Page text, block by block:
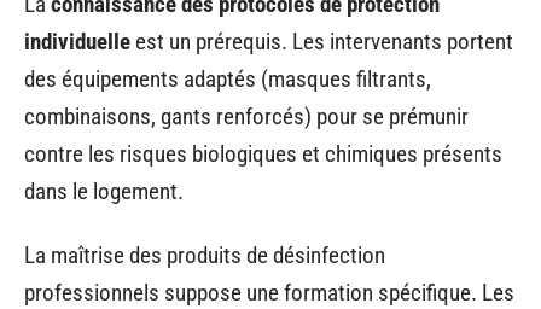
individuelle est un prérequis. Les intervenants portent
des équipements adaptés (masques filtrants,
combinaisons, gants renforcés) pour se prémunir
contre les risques biologiques et chimiques présents
dans le logement.
La maîtrise des produits de désinfection
professionnels suppose une formation spécifique. Les